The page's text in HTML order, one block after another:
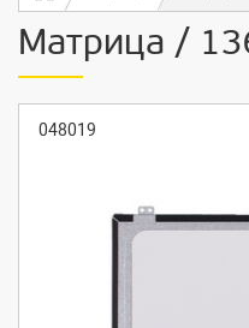
Матрица /
048019